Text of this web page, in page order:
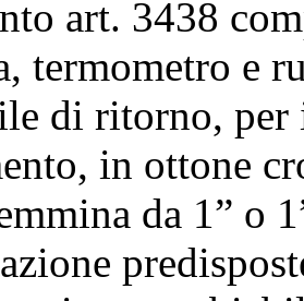
art. 3438
termometro e
di ritorno, per
in ottone
da 1” o